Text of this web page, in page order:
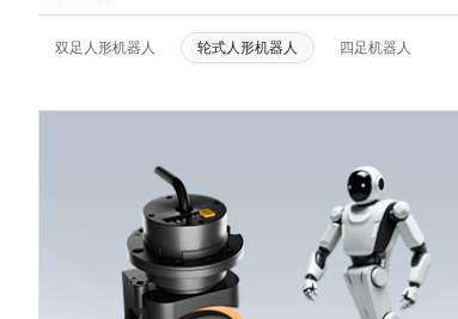
双足人形机器人 轮式人形机器人 四足机器人